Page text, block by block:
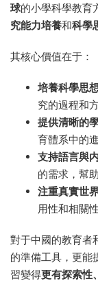
球的小學科學教育
究能力培養和科學
其核心價值在于：
培養科學思
究的過程和
提供清晰的
育體系中的
支持語言與
的需求，幫
注重真實世
用性和相關性
對于中國的教育者
的準備工具，更能
習變得更有探索性